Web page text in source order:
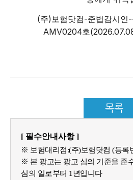
(주)보험닷컴-준법감시
AMV0204호
목록
[ 필수안내사항 ]
※ 보험대리점:(주)보험닷컴 (등록
※ 본 광고는 광고 심의 기준을 준
심의 일로부터 1년입니다